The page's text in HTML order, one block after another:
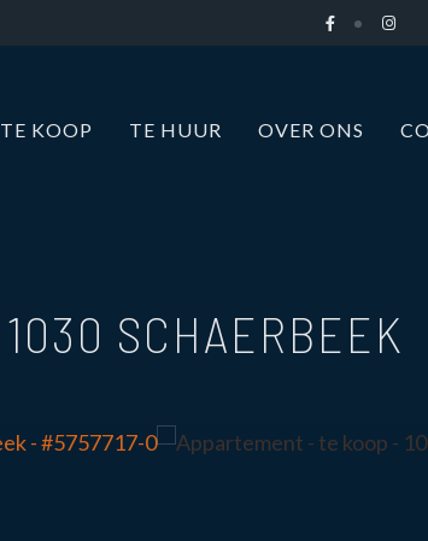
TE KOOP TE HUUR OVER ONS
1030 SCHAERBEEK